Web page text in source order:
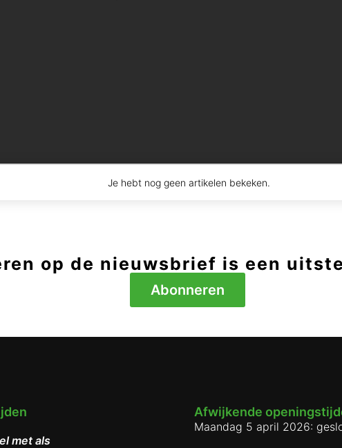
Je hebt nog geen artikelen bekeken.
op de nieuwsbrief is een
Abonneren
met als
Afwijkende
Maandag 5 april 2026: